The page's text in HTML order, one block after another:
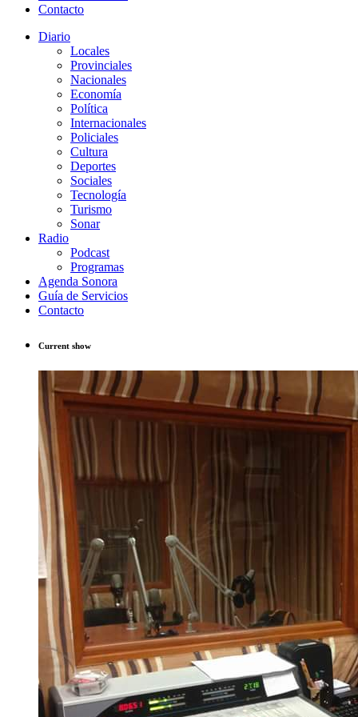
Contacto
Diario
Locales
Provinciales
Nacionales
Economía
Política
Internacionales
Policiales
Cultura
Deportes
Sociales
Tecnología
Turismo
Sonar
Radio
Podcast
Programas
Agenda Sonora
Guía de Servicios
Contacto
Current show